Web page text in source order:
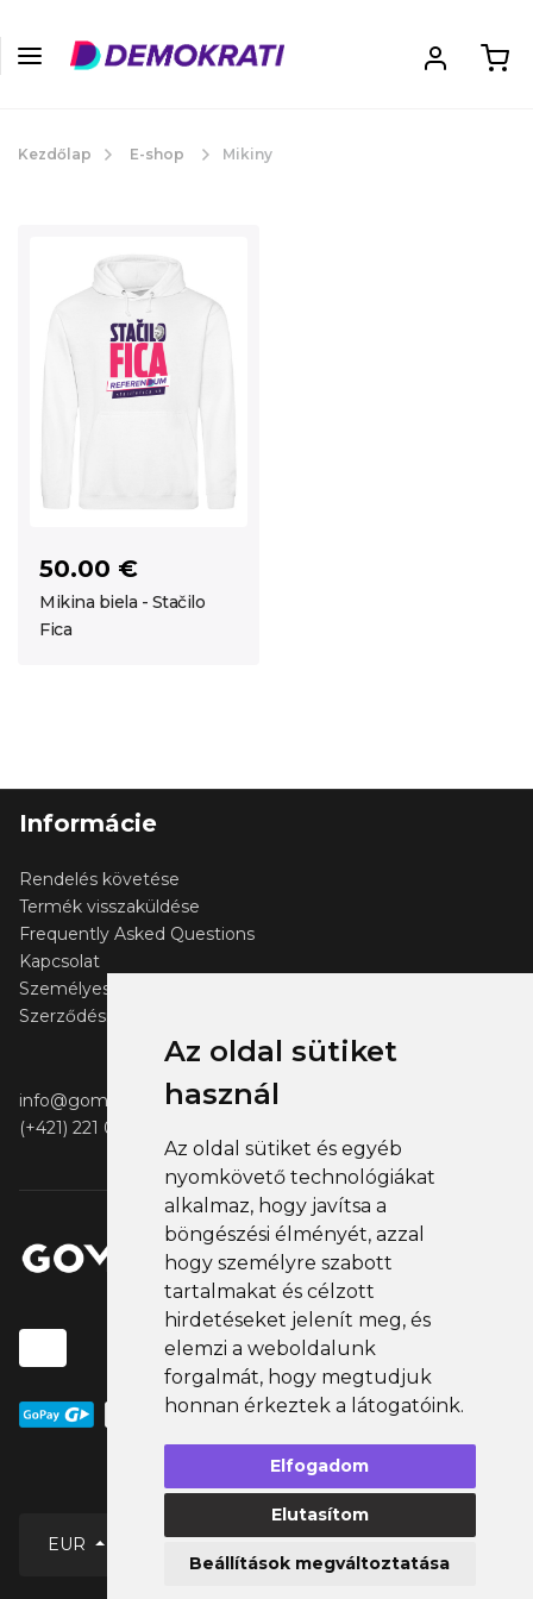
Az oldal sütiket
használ
Az oldal sütiket és egyéb
nyomkövető technológiákat
alkalmaz, hogy javítsa a
böngészési élményét, azzal
hogy személyre szabott
tartalmakat és célzott
hirdetéseket jelenít meg, és
elemzi a weboldalunk
forgalmát, hogy megtudjuk
honnan érkeztek a látogatóink.
Elfogadom
Elutasítom
Beállítások megváltoztatása
Kezdőlap E-shop Mikiny
50.00 €
Mikina biela - Stačilo
Fica
Informácie
Rendelés követése
Termék visszaküldése
Frequently Asked Questions
Kapcsolat
Személyes adatok védelme
Szerződési feltételek
info@gomerch.sk
(+421) 221 001 000
EUR